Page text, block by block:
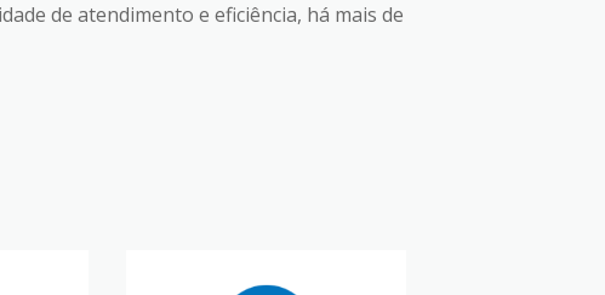
de atendimento e eficiência, há mais de